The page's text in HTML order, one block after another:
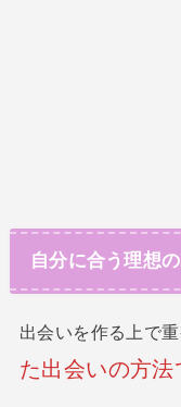
自分に合う理想
出会いを作る上で
た出会いの方法